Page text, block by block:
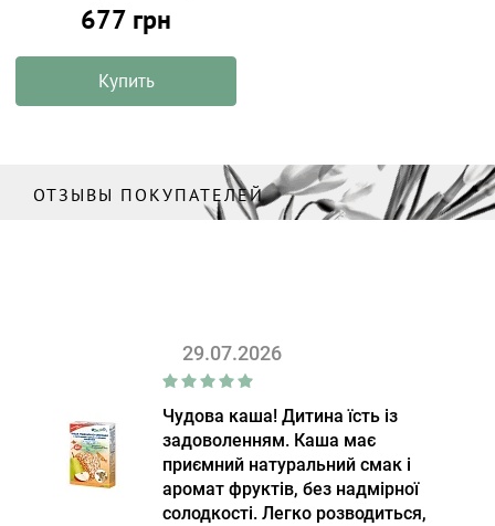
677 грн
Купить
ОТЗЫВЫ ПОКУПАТЕЛЕЙ
29.07.2026
Чудова каша! Дитина їсть із
задоволенням. Каша має
приємний натуральний смак і
аромат фруктів, без надмірної
солодкості. Легко розводиться,